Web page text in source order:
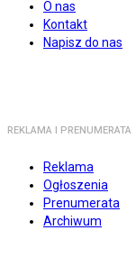
O nas
Kontakt
Napisz do nas
REKLAMA I PRENUMERATA
Reklama
Ogłoszenia
Prenumerata
Archiwum